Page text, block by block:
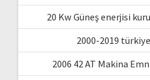
20 Kw Güneş enerjisi
2000-2019
2006 42 AT Makina